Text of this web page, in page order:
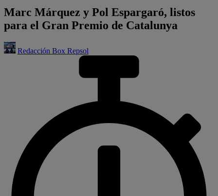
Marc Márquez y Pol Espargaró, listos
para el Gran Premio de Catalunya
Redacción Box Repsol